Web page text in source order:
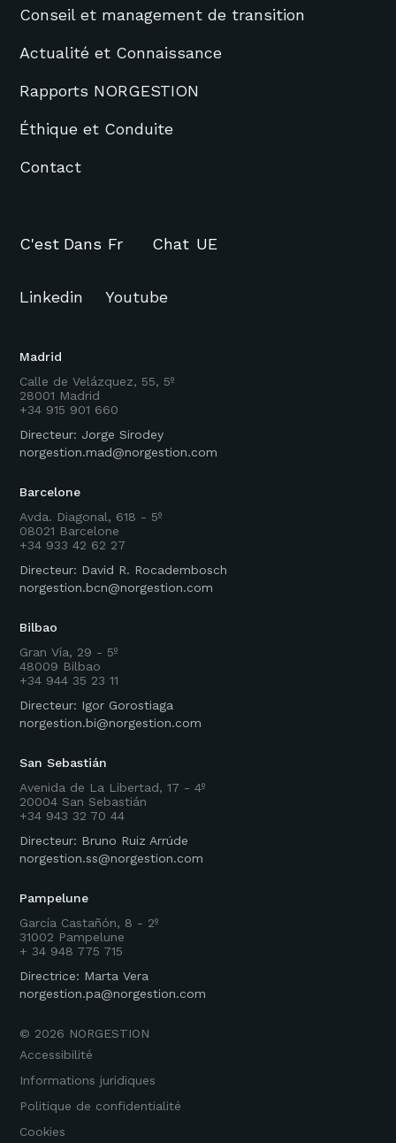
Conseil et management de transition
Actualité et Connaissance
Rapports NORGESTION
Éthique et Conduite
Contact
Madrid
Calle de Velázquez, 55, 5º
28001 Madrid
+34 915 901 660
Directeur: Jorge Sirodey
norgestion.mad@norgestion.com
Barcelone
Avda. Diagonal, 618 - 5º
08021 Barcelone
+34 933 42 62 27
Directeur: David R. Rocadembosch
norgestion.bcn@norgestion.com
Bilbao
Gran Vía, 29 - 5º
48009 Bilbao
+34 944 35 23 11
Directeur: Igor Gorostiaga
norgestion.bi@norgestion.com
San Sebastián
Avenida de La Libertad, 17 - 4º
20004 San Sebastián
+34 943 32 70 44
Directeur: Bruno Ruiz Arrúde
norgestion.ss@norgestion.com
Pampelune
García Castañón, 8 - 2º
31002 Pampelune
+ 34 948 775 715
Directrice: Marta Vera
norgestion.pa@norgestion.com
C'est Dans Fr Chat UE
Linkedin Youtube
Accessibilité
Informations juridiques
Politique de confidentialité
Cookies
© 2026 NORGESTION